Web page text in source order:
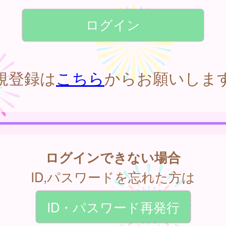
登録はこちらからお願いしま
ログインできない場合
ID,パスワードを忘れた方は
ID・パスワード再発行